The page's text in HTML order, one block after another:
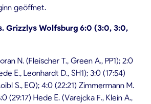
geöffnet.
Grizzlys Wolfsburg 6:0 (3:0, 3:0,
N. (Fleischer T., Green A., PP1); 2:0
E., Leonhardt D., SH1); 3:0 (17:54)
S., EQ); 4:0 (22:21) Zimmermann M.
(29:17) Hede E. (Varejcka F., Klein A.,